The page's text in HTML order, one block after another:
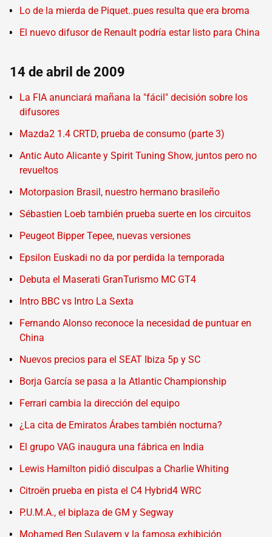
Lo de la mierda de Piquet..pues resulta que era broma
El nuevo difusor de Renault podría estar listo para China
14 de abril de 2009
La FIA anunciará mañana la "fácil" decisión sobre los
difusores
Mazda2 1.4 CRTD, prueba de consumo (parte 3)
Antic Auto Alicante y Spirit Tuning Show, juntos pero no
revueltos
Motorpasion Brasil, nuestro hermano brasileño
Sébastien Loeb también prueba suerte en los circuitos
Peugeot Bipper Tepee, nuevas versiones
Epsilon Euskadi no da por perdida la temporada
Debuta el Maserati GranTurismo MC GT4
Intro BBC vs Intro La Sexta
Fernando Alonso reconoce la necesidad de puntuar en
China
Nuevos precios para el SEAT Ibiza 5p y SC
Borja García se pasa a la Atlantic Championship
Ferrari cambia la dirección del equipo
¿La cita de Emiratos Árabes también nocturna?
El grupo VAG inaugura una fábrica en India
Lewis Hamilton pidió disculpas a Charlie Whiting
Citroën prueba en pista el C4 Hybrid4 WRC
P.U.M.A., el biplaza de GM y Segway
Mohamed Ben Sulayem y la famosa exhibición